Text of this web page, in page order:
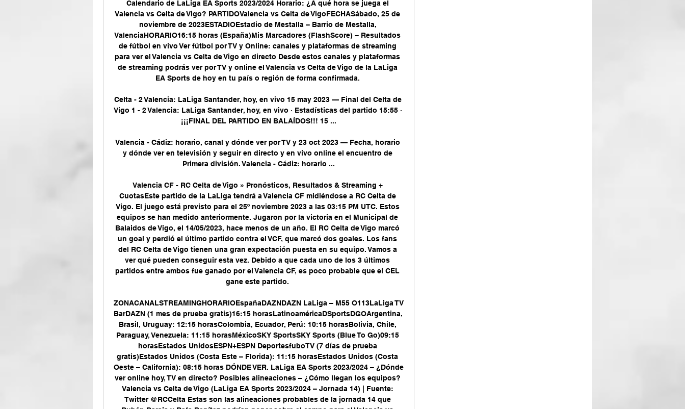
Calendario de LaLiga EA Sports 2023/2024 Horario: ¿A qué hora se juega el
Valencia vs Celta de Vigo? PARTIDOValencia vs Celta de VigoFECHASábado, 25 de
noviembre de 2023ESTADIOEstadio de Mestalla – Barrio de Mestalla,
ValenciaHORARIO16:15 horas (España)Mis Marcadores (FlashScore) – Resultados
de fútbol en vivo Ver fútbol por TV y Online: canales y plataformas de streaming
para ver el Valencia vs Celta de Vigo en directo Desde estos canales y plataformas
de streaming podrás ver por TV y online el Valencia vs Celta de Vigo de la LaLiga
EA Sports de hoy en tu país o región de forma confirmada.
Celta - 2 Valencia: LaLiga Santander, hoy, en vivo 15 may 2023 — Final del Celta de
Vigo 1 - 2 Valencia: LaLiga Santander, hoy, en vivo · Estadísticas del partido 15:55 ·
¡¡¡FINAL DEL PARTIDO EN BALAÍDOS!!! 15 ...
Valencia - Cádiz: horario, canal y dónde ver por TV y 23 oct 2023 — Fecha, horario
y dónde ver en televisión y seguir en directo y en vivo online el encuentro de
Primera división. Valencia - Cádiz: horario ...
Valencia CF - RC Celta de Vigo » Pronósticos, Resultados & Streaming +
CuotasEste partido de la LaLiga tendrá a Valencia CF midiéndose a RC Celta de
Vigo. El juego está previsto para el 25º noviembre 2023 a las 03:15 PM UTC. Estos
equipos se han medido anteriormente. Jugaron por la victoria en el Municipal de
Balaidos de Vigo, el 14/05/2023, hace menos de un año. El RC Celta de Vigo marcó
un goal y perdió el último partido contra el VCF, que marcó dos goales. Los fans
del RC Celta de Vigo tienen una gran expectación puesta en su equipo. Vamos a
ver qué pueden conseguir esta vez. Debido a que cada uno de los 3 últimos
partidos entre ambos fue ganado por el Valencia CF, es poco probable que el CEL
gane este partido.
ZONACANALSTREAMINGHORARIOEspañaDAZNDAZN LaLiga – M55 O113LaLiga TV
BarDAZN (1 mes de prueba gratis)16:15 horasLatinoaméricaDSportsDGOArgentina,
Brasil, Uruguay: 12:15 horasColombia, Ecuador, Perú: 10:15 horasBolivia, Chile,
Paraguay, Venezuela: 11:15 horasMéxicoSKY SportsSKY Sports (Blue To Go)09:15
horasEstados UnidosESPN+ESPN DeportesfuboTV (7 días de prueba
gratis)Estados Unidos (Costa Este – Florida): 11:15 horasEstados Unidos (Costa
Oeste – California): 08:15 horas DÓNDE VER. LaLiga EA Sports 2023/2024 – ¿Dónde
ver online hoy, TV en directo? Posibles alineaciones – ¿Cómo llegan los equipos?
Valencia vs Celta de Vigo (LaLiga EA Sports 2023/2024 – Jornada 14) | Fuente:
Twitter @RCCelta Estas son las alineaciones probables de la jornada 14 que